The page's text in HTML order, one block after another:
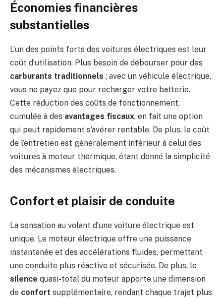
Économies financières
substantielles
L’un des points forts des voitures électriques est leur
coût d’utilisation. Plus besoin de débourser pour des
carburants traditionnels ; avec un véhicule électrique,
vous ne payez que pour recharger votre batterie.
Cette réduction des coûts de fonctionnement,
cumulée à des avantages fiscaux, en fait une option
qui peut rapidement s’avérer rentable. De plus, le coût
de l’entretien est généralement inférieur à celui des
voitures à moteur thermique, étant donné la simplicité
des mécanismes électriques.
Confort et plaisir de conduite
La sensation au volant d’une voiture électrique est
unique. Le moteur électrique offre une puissance
instantanée et des accélérations fluides, permettant
une conduite plus réactive et sécurisée. De plus, le
silence quasi-total du moteur apporte une dimension
de confort supplémentaire, rendant chaque trajet plus